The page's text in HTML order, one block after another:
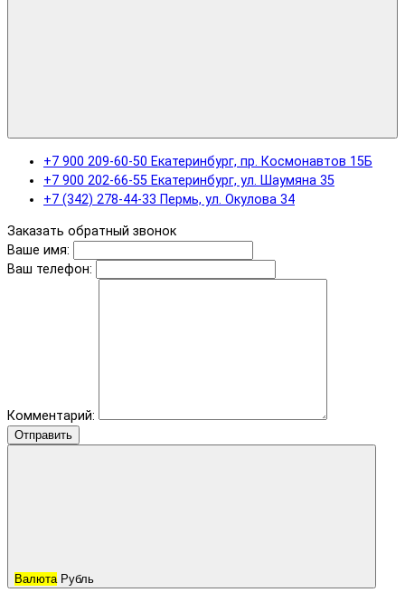
+7 900 209-60-50 Екатеринбург, пр. Космонавтов 15Б
+7 900 202-66-55 Екатеринбург, ул. Шаумяна 35
+7 (342) 278-44-33 Пермь, ул. Окулова 34
Заказать обратный звонок
Ваше имя:
Ваш телефон:
Комментарий:
Отправить
Валюта Рубль